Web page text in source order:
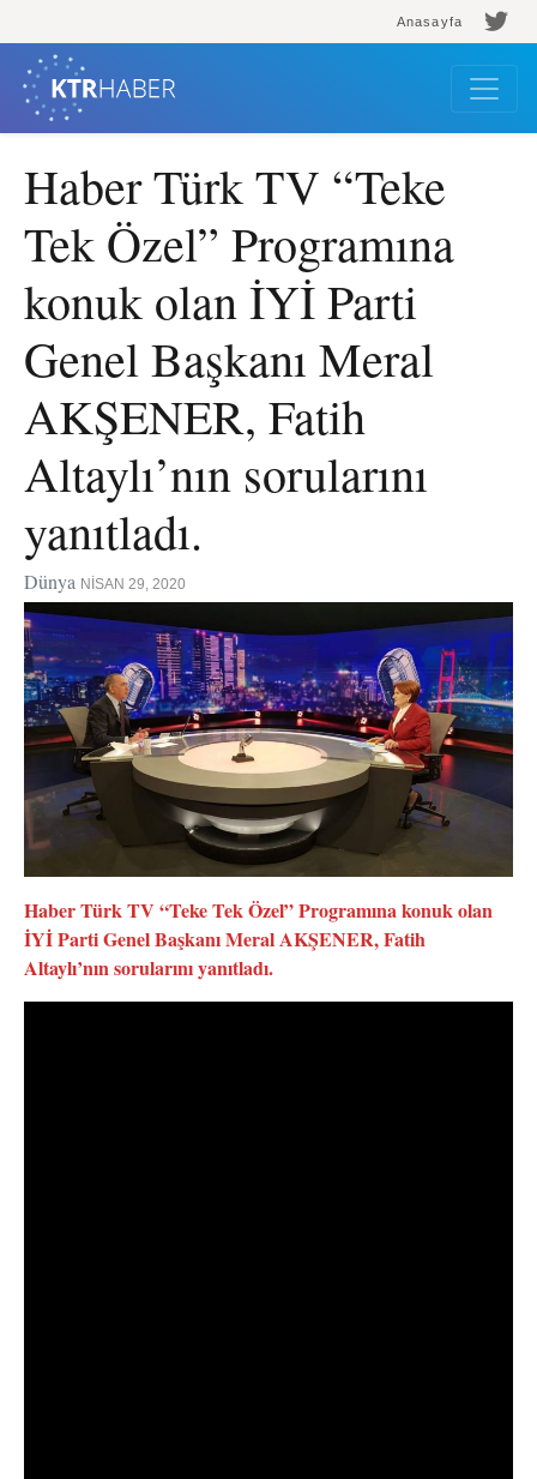
Anasayfa
Haber Türk TV “Teke
Tek Özel” Programına
konuk olan İYİ Parti
Genel Başkanı Meral
AKŞENER, Fatih
Altaylı’nın sorularını
yanıtladı.
Dünya NISAN 29, 2020
Haber Türk TV “Teke Tek Özel” Programına konuk olan
İYİ Parti Genel Başkanı Meral AKŞENER, Fatih
Altaylı’nın sorularını yanıtladı.